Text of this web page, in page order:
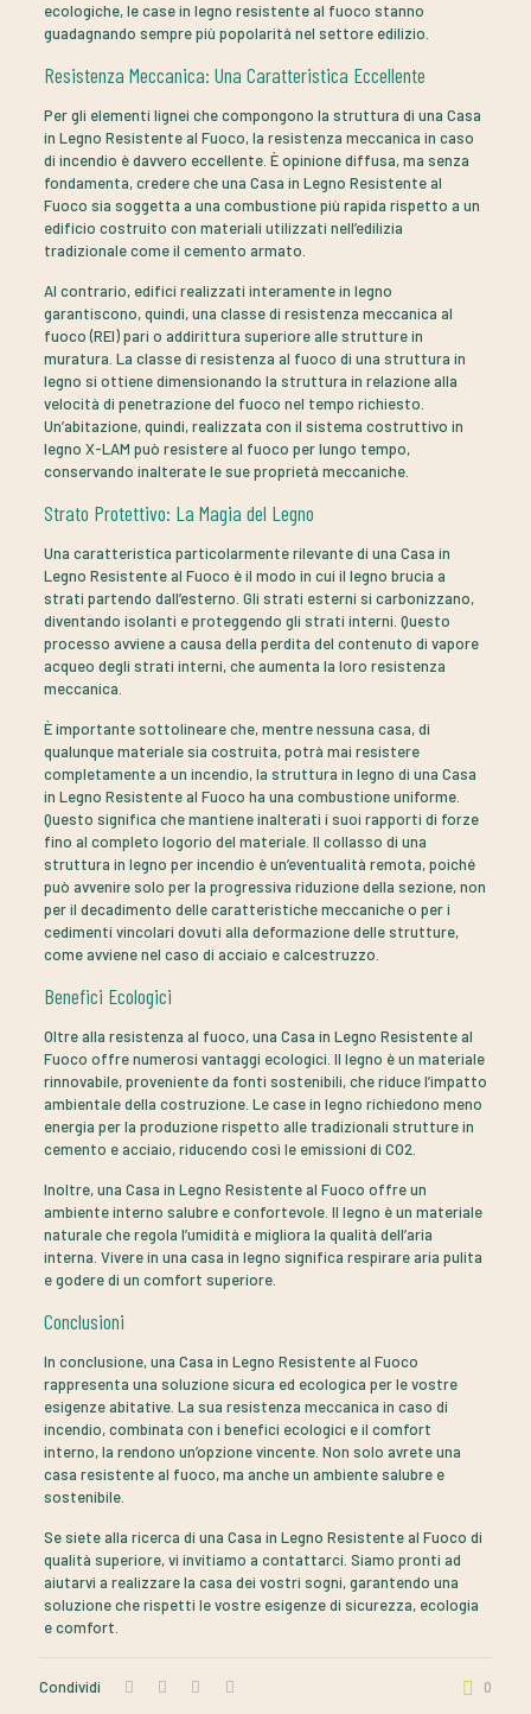
ecologiche, le case in legno resistente al fuoco stanno
guadagnando sempre più popolarità nel settore edilizio.
Resistenza Meccanica: Una Caratteristica Eccellente
Per gli elementi lignei che compongono la struttura di una Casa
in Legno Resistente al Fuoco, la resistenza meccanica in caso
di incendio è davvero eccellente. È opinione diffusa, ma senza
fondamenta, credere che una Casa in Legno Resistente al
Fuoco sia soggetta a una combustione più rapida rispetto a un
edificio costruito con materiali utilizzati nell’edilizia
tradizionale come il cemento armato.
Al contrario, edifici realizzati interamente in legno
garantiscono, quindi, una classe di resistenza meccanica al
fuoco (REI) pari o addirittura superiore alle strutture in
muratura. La classe di resistenza al fuoco di una struttura in
legno si ottiene dimensionando la struttura in relazione alla
velocità di penetrazione del fuoco nel tempo richiesto.
Un’abitazione, quindi, realizzata con il sistema costruttivo in
legno X-LAM può resistere al fuoco per lungo tempo,
conservando inalterate le sue proprietà meccaniche.
Strato Protettivo: La Magia del Legno
Una caratteristica particolarmente rilevante di una Casa in
Legno Resistente al Fuoco è il modo in cui il legno brucia a
strati partendo dall’esterno. Gli strati esterni si carbonizzano,
diventando isolanti e proteggendo gli strati interni. Questo
processo avviene a causa della perdita del contenuto di vapore
acqueo degli strati interni, che aumenta la loro resistenza
meccanica.
È importante sottolineare che, mentre nessuna casa, di
qualunque materiale sia costruita, potrà mai resistere
completamente a un incendio, la struttura in legno di una Casa
in Legno Resistente al Fuoco ha una combustione uniforme.
Questo significa che mantiene inalterati i suoi rapporti di forze
fino al completo logorio del materiale. Il collasso di una
struttura in legno per incendio è un’eventualità remota, poiché
può avvenire solo per la progressiva riduzione della sezione, non
per il decadimento delle caratteristiche meccaniche o per i
cedimenti vincolari dovuti alla deformazione delle strutture,
come avviene nel caso di acciaio e calcestruzzo.
Benefici Ecologici
Oltre alla resistenza al fuoco, una Casa in Legno Resistente al
Fuoco offre numerosi vantaggi ecologici. Il legno è un materiale
rinnovabile, proveniente da fonti sostenibili, che riduce l’impatto
ambientale della costruzione. Le case in legno richiedono meno
energia per la produzione rispetto alle tradizionali strutture in
cemento e acciaio, riducendo così le emissioni di CO2.
Inoltre, una Casa in Legno Resistente al Fuoco offre un
ambiente interno salubre e confortevole. Il legno è un materiale
naturale che regola l’umidità e migliora la qualità dell’aria
interna. Vivere in una casa in legno significa respirare aria pulita
e godere di un comfort superiore.
Conclusioni
In conclusione, una Casa in Legno Resistente al Fuoco
rappresenta una soluzione sicura ed ecologica per le vostre
esigenze abitative. La sua resistenza meccanica in caso di
incendio, combinata con i benefici ecologici e il comfort
interno, la rendono un’opzione vincente. Non solo avrete una
casa resistente al fuoco, ma anche un ambiente salubre e
sostenibile.
Se siete alla ricerca di una Casa in Legno Resistente al Fuoco di
qualità superiore, vi invitiamo a contattarci. Siamo pronti ad
aiutarvi a realizzare la casa dei vostri sogni, garantendo una
soluzione che rispetti le vostre esigenze di sicurezza, ecologia
e comfort.
Condividi 0